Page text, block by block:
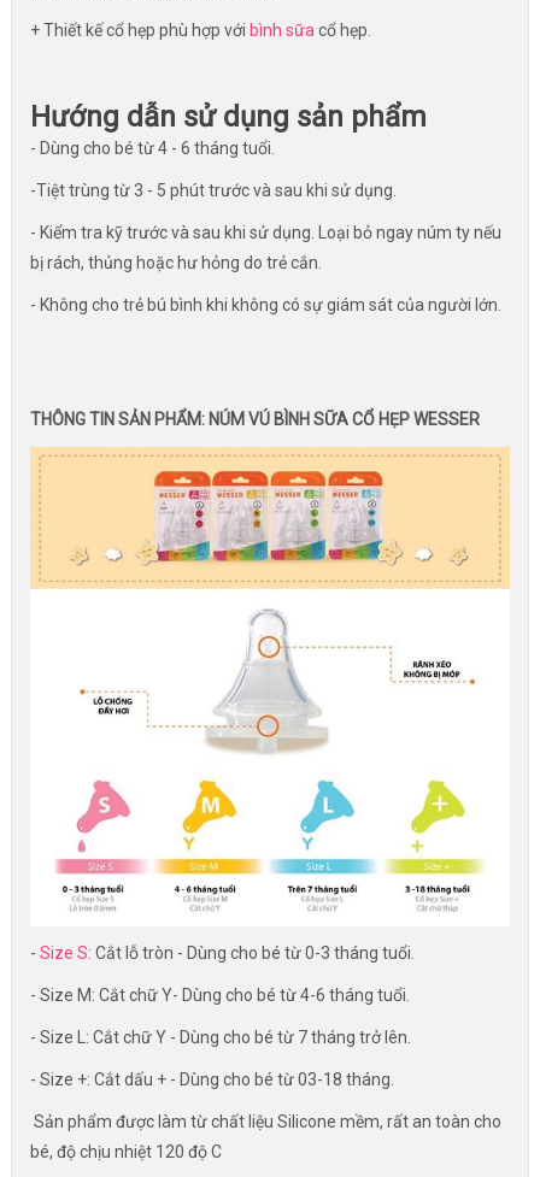
+ Thiết kế cổ hẹp phù hợp với bình sữa cổ hẹp.
Hướng dẫn sử dụng sản phẩm
- Dùng cho bé từ 4 - 6 tháng tuổi.
-Tiệt trùng từ 3 - 5 phút trước và sau khi sử dụng.
- Kiểm tra kỹ trước và sau khi sử dụng. Loại bỏ ngay núm ty nếu
bị rách, thủng hoặc hư hỏng do trẻ cắn.
- Không cho trẻ bú bình khi không có sự giám sát của người lớn.
THÔNG TIN SẢN PHẨM: NÚM VÚ BÌNH SỮA CỔ HẸP WESSER
- Size S: Cắt lỗ tròn - Dùng cho bé từ 0-3 tháng tuổi.
- Size M: Cắt chữ Y- Dùng cho bé từ 4-6 tháng tuổi.
- Size L: Cắt chữ Y - Dùng cho bé từ 7 tháng trở lên.
- Size +: Cắt dấu + - Dùng cho bé từ 03-18 tháng.
Sản phẩm được làm từ chất liệu Silicone mềm, rất an toàn cho
bé, độ chịu nhiệt 120 độ C